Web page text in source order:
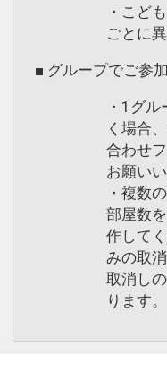
・こど
ごとに
■ グループでご参
・1グ
く場合
合わせ
お願い
・複数
部屋数
作して
みの取
取消し
ります。